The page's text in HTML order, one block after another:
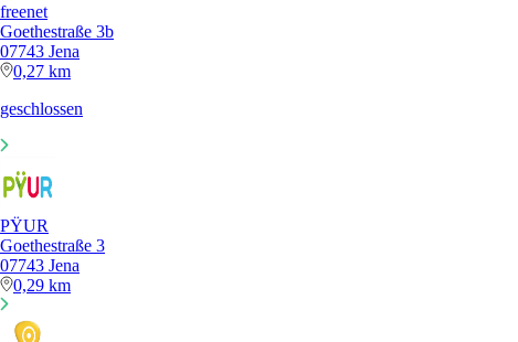
freenet
Goethestraße 3b
07743 Jena
0,27 km
geschlossen
PŸUR
Goethestraße 3
07743 Jena
0,29 km